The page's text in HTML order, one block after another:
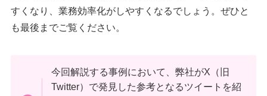
すくなり、業務効率化がしやすくなるでしょう。ぜひと
も最後までご覧ください。
今回解説する事例において、弊社がX（旧
Twitter）で発見した参考となるツイートを紹